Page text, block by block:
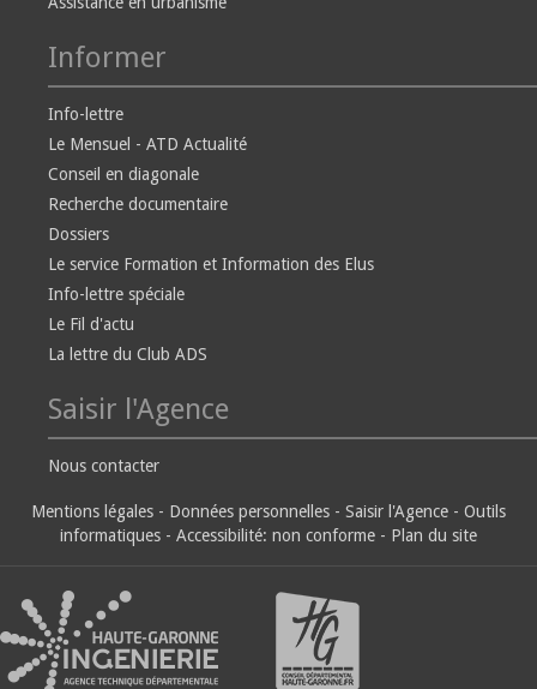
Informer
Info-lettre
Le Mensuel - ATD Actualité
Conseil en diagonale
Recherche documentaire
Dossiers
Le service Formation et Information des Elus
Info-lettre spéciale
Le Fil d'actu
La lettre du Club ADS
Saisir l'Agence
Nous contacter
Mentions légales - Données personnelles - Saisir l'Agence - Outils
informatiques - Accessibilité: non conforme - Plan du site